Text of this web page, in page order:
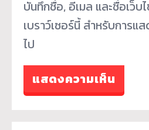
บันทึกชื่อ, อีเมล และชื่อเว็
เบราว์เซอร์นี้ สำหรับการแ
ไป